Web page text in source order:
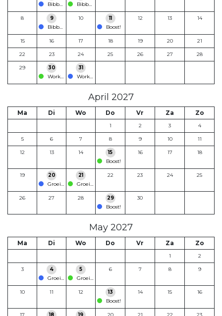
Bibber en Glitter
Bibber en Glitter
8
9
Bibber en Glitter
10
11
Boost!
12 13 14
15 16 17 18 19 20 21
22 23 24 25 26 27 28
29
30
Workshop
31
Workshop
April 2027
Ma Di Wo Do Vr Za Zo
1 2 3 4
5 6 7 8 9 10 11
12 13 14
15
Boost!
16 17 18
19
20
Groeismikkel en Gedachtevreter
21
Groeismikkel en Gedachtevreter
22 23 24 25
26 27 28
29
Boost!
30
May 2027
Ma Di Wo Do Vr Za Zo
1 2
3
4
Groeismikkel en Gedachtevreter
5
Groeismikkel en Gedachtevreter
6 7 8 9
10 11 12
13
Boost!
14 15 16